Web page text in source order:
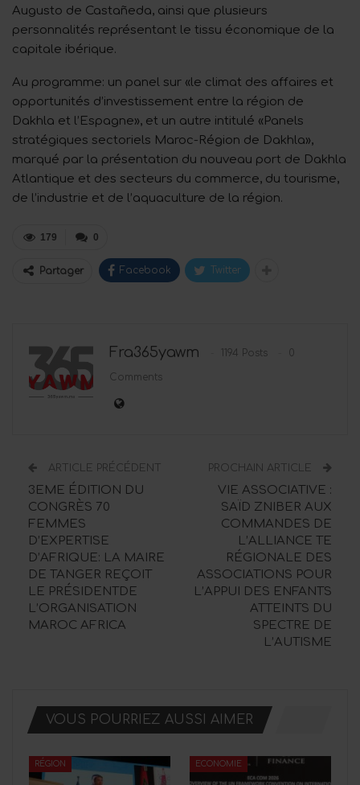
Augusto de Castañeda, ainsi que plusieurs
personnalités représentant le tissu économique de la
capitale ibérique.
Au programme: un panel sur «le climat des affaires et
opportunités d’investissement entre la région de
Dakhla et l’Espagne», et un autre intitulé «Panels
stratégiques sectoriels Maroc-Région de Dakhla»,
marqué par la présentation du nouveau port de Dakhla
Atlantique et des secteurs du commerce, du tourisme,
de l’industrie et de l’aquaculture de la région.
0
179
Partager Facebook Twitter
Fra365yawm 1194 Posts 0
Comments
ARTICLE PRÉCÉDENT
3EME ÉDITION DU
CONGRÈS 70
FEMMES
D’EXPERTISE
D’AFRIQUE: LA MAIRE
DE TANGER REÇOIT
LE PRÉSIDENTDE
L’ORGANISATION
MAROC AFRICA
PROCHAIN ARTICLE
VIE ASSOCIATIVE :
SAÏD ZNIBER AUX
COMMANDES DE
L’ALLIANCE TE
RÉGIONALE DES
ASSOCIATIONS POUR
L’APPUI DES ENFANTS
ATTEINTS DU
SPECTRE DE
L’AUTISME
VOUS POURRIEZ AUSSI AIMER
RÉGION ECONOMIE